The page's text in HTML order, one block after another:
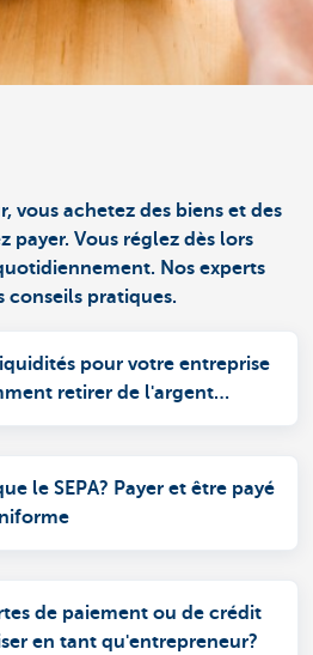
vous achetez des biens et des
payer. Vous réglez dès lors
Nos experts
conseils pratiques.
pour votre entreprise
retirer de l'argent
le SEPA? Payer et être payé
de paiement ou de crédit
en tant qu'entrepreneur?